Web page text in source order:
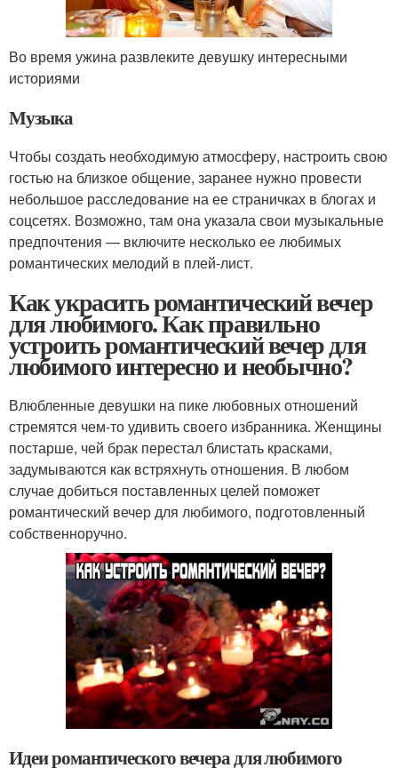
Во время ужина развлеките девушку интересными
историями
Музыка
Чтобы создать необходимую атмосферу, настроить свою
гостью на близкое общение, заранее нужно провести
небольшое расследование на ее страничках в блогах и
соцсетях. Возможно, там она указала свои музыкальные
предпочтения — включите несколько ее любимых
романтических мелодий в плей-лист.
Как украсить романтический вечер
для любимого. Как правильно
устроить романтический вечер для
любимого интересно и необычно?
Влюбленные девушки на пике любовных отношений
стремятся чем-то удивить своего избранника. Женщины
постарше, чей брак перестал блистать красками,
задумываются как встряхнуть отношения. В любом
случае добиться поставленных целей поможет
романтический вечер для любимого, подготовленный
собственноручно.
Идеи романтического вечера для любимого